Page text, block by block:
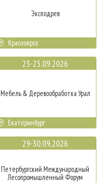
Эксподрев
Красноярск
23-25.09.2026
Мебель & Деревообработка Урал
Екатеринбург
29-30.09.2026
Петербургский Международный
Лесопромышленный Форум